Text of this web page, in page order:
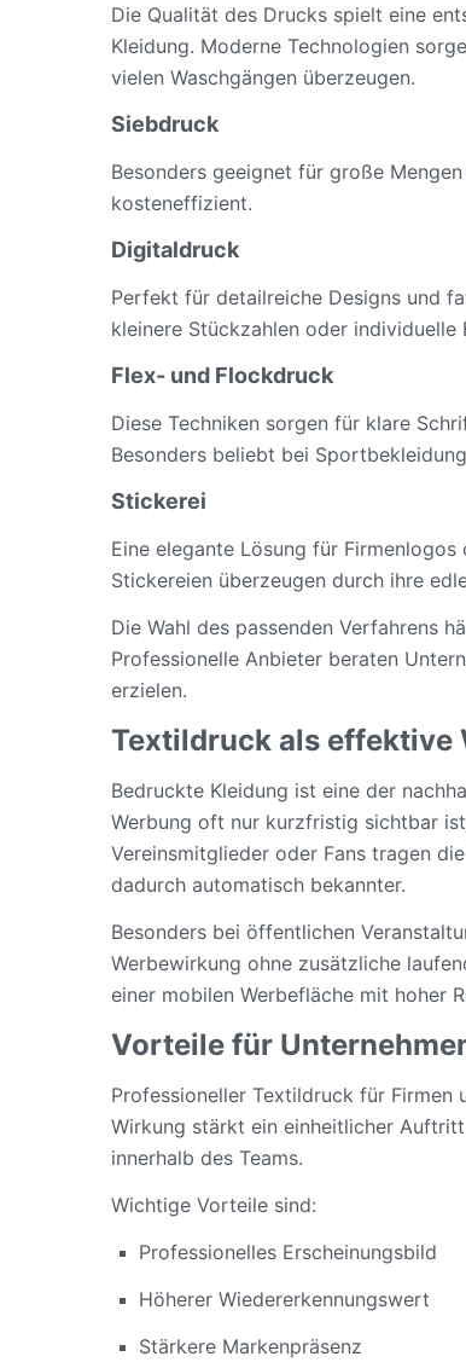
Die Qualität des Drucks spielt eine
Kleidung. Moderne Technologien
vielen Waschgängen überzeugen.
Siebdruck
Besonders geeignet für große
kosteneffizient.
Digitaldruck
Perfekt für detailreiche Designs und
kleinere Stückzahlen oder individuelle
Flex- und Flockdruck
Diese Techniken sorgen für klare
Besonders beliebt bei
Stickerei
Eine elegante Lösung für
Stickereien überzeugen durch ihre
Die Wahl des passenden Verfahrens
Professionelle Anbieter beraten
erzielen.
Textildruck als effektive
Bedruckte Kleidung ist eine der
Werbung oft nur kurzfristig sichtbar
Vereinsmitglieder oder Fans tragen
dadurch automatisch bekannter.
Besonders bei öffentlichen
Werbewirkung ohne zusätzliche
einer mobilen Werbefläche mit hoher
Vorteile für
Professioneller Textildruck für Firmen
Wirkung stärkt ein einheitlicher
innerhalb des Teams.
Wichtige Vorteile sind:
Professionelles Erscheinungsbild
Höherer Wiedererkennungswert
Stärkere Markenpräsenz